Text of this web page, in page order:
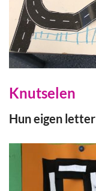
Knutselen
Hun eigen letter